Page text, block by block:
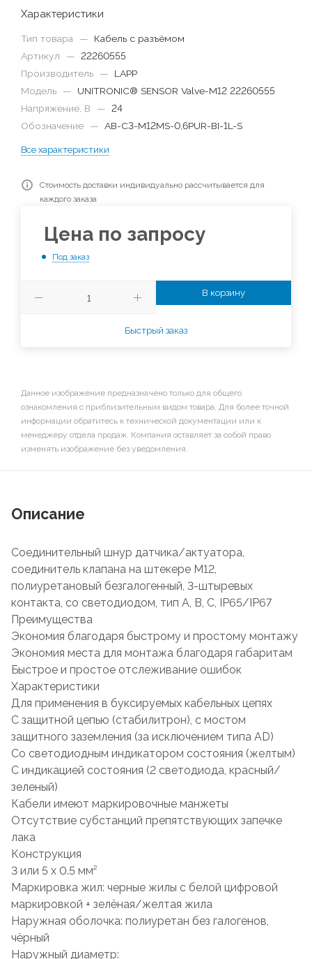
Характеристики
Тип товара —
Кабель с разъёмом
Артикул
— 22260555
Производитель
—
LAPP
Модель
—
UNITRONIC® SENSOR Valve-M12 22260555
Напряжение, В
— 24
Обозначение
— AB-C3-M12MS-0,6PUR-BI-1L-S
Все характеристики
Стоимость доставки индивидуально рассчитывается для
каждого заказа
Цена по запросу
Под заказ
В корзину
Быстрый заказ
Данное изображение предназначено только для общего
ознакомления с приблизительным видом товара. Для более точной
информации обратитесь к технической документации или к
менеджеру отдела продаж. Компания оставляет за собой право
изменять изображение без уведомления.
Описание
Соединительный шнур датчика/актуатора,
соединитель клапана на штекере М12,
полиуретановый безгалогенный, 3-штыревых
контакта, со светодиодом, тип А, В, С, IP65/IP67
Преимущества
Экономия благодаря быстрому и простому монтажу
Экономия места для монтажа благодаря габаритам
Быстрое и простое отслеживание ошибок
Характеристики
Для применения в буксируемых кабельных цепях
С защитной цепью (стабилитрон), с мостом
защитного заземления (за исключением типа AD)
Со светодиодным индикатором состояния (желтым)
С индикацией состояния (2 светодиода, красный/
зеленый)
Кабели имеют маркировочные манжеты
Отсутствие субстанций препятствующих запечке
лака
Конструкция
3 или 5 x 0.5 мм²
Маркировка жил: черные жилы с белой цифровой
маркировкой + зелёная/желтая жила
Наружная оболочка: полиуретан без галогенов,
чёрный
Наружный диаметр: